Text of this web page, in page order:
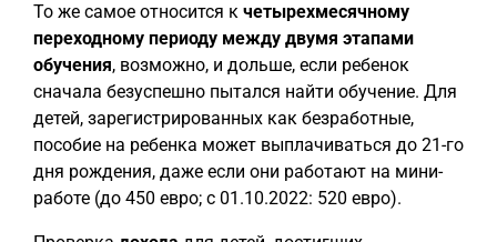
То же самое относится к четырехмесячному
переходному периоду между двумя этапами
обучения, возможно, и дольше, если ребенок
сначала безуспешно пытался найти обучение. Для
детей, зарегистрированных как безработные,
пособие на ребенка может выплачиваться до 21-го
дня рождения, даже если они работают на мини-
работе (до 450 евро; с 01.10.2022: 520 евро).